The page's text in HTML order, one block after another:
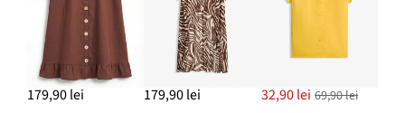
179,90 lei 179,90 lei 32,90 lei 69,90 lei